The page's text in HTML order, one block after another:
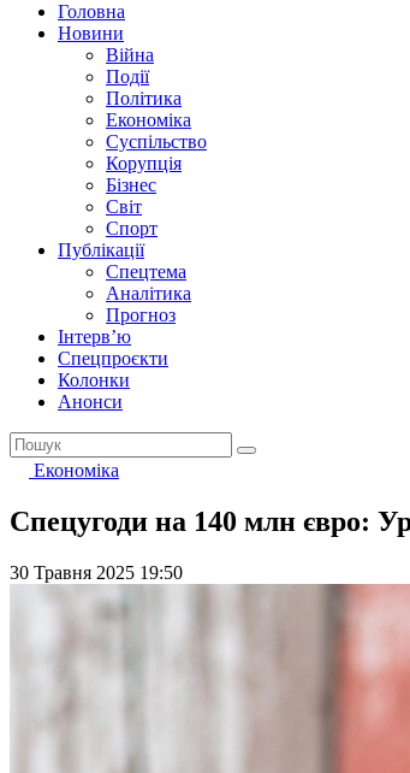
Головна
Новини
Війна
Події
Політика
Економіка
Суспільство
Корупція
Бізнес
Світ
Спорт
Публікації
Спецтема
Аналітика
Прогноз
Інтерв’ю
Спецпроєкти
Колонки
Анонси
Економіка
Спецугоди на 140 млн євро:
30 Травня 2025 19:50